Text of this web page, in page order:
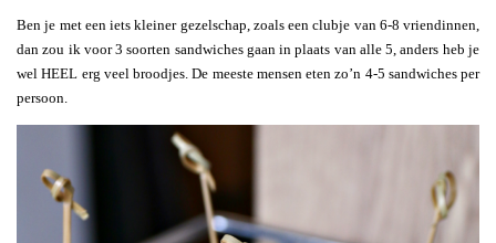
Ben je met een iets kleiner gezelschap, zoals een clubje van 6-8 vriendinnen,
dan zou ik voor 3 soorten sandwiches gaan in plaats van alle 5, anders heb je
wel HEEL erg veel broodjes. De meeste mensen eten zo’n 4-5 sandwiches per
persoon.